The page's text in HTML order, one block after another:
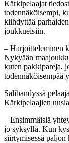
Kärkipelaajat
todennäköisempi,
kiihdyttää
joukkueisiin.
– Harjoitteleminen
Nykyään
kuten pakkipareja,
todennäköisempää
Salibandyssä
Kärkipelaajien
– Ensimmäisiä
jo syksyllä. Kun
siirtymisessä